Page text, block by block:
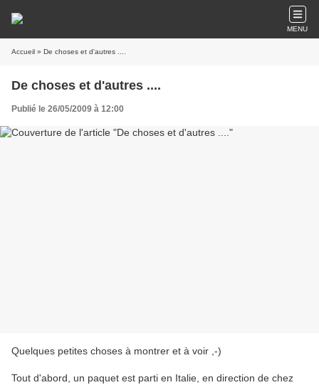
MENU
Accueil » De choses et d'autres ....
De choses et d'autres ....
Publié le 26/05/2009 à 12:00
Quelques petites choses à montrer et à voir ,-)
Tout d'abord, un paquet est parti en Italie, en direction de chez